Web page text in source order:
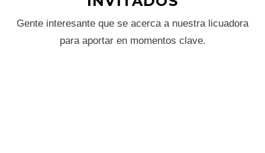
Gente interesante que se acerca a nuestra licuadora
para aportar en momentos clave.